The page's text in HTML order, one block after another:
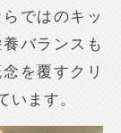
ではのキッ
バランスも
を覆すクリ
います。